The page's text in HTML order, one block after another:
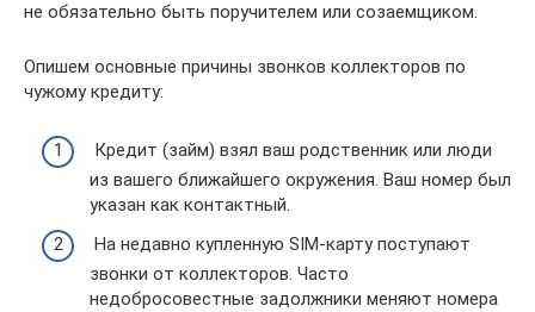
не обязательно быть поручителем или созаемщиком.
Опишем основные причины звонков коллекторов по
чужому кредиту:
Кредит (займ) взял ваш родственник или люди
из вашего ближайшего окружения. Ваш номер был
указан как контактный.
На недавно купленную SIM-карту поступают
звонки от коллекторов. Часто
недобросовестные задолжники меняют номера